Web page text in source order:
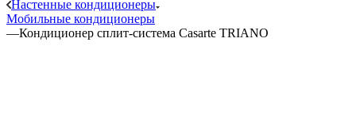
Настенные кондиционеры
Мобильные кондиционеры
—Кондиционер сплит-система Casarte TRIANO